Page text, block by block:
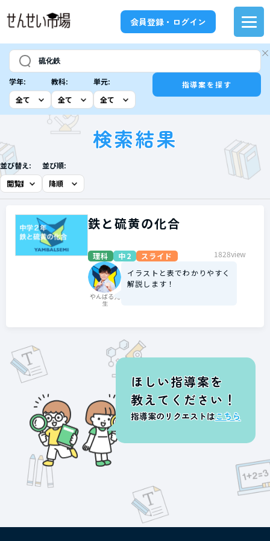
会員登録・ログイン
学年: 教科: 単元: 指導案を探す
検索結果
並び替え: 並び順:
鉄と硫黄の化合
理科 中2 スライド 1828view
やんばる先
生
イラストと表でわかりやすく
解説します！
ほしい指導案を
教えてください！
指導案のリクエストはこちら